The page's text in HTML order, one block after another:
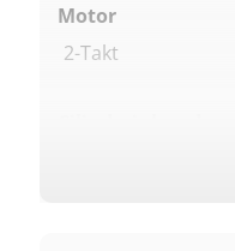
Motor
2-Takt